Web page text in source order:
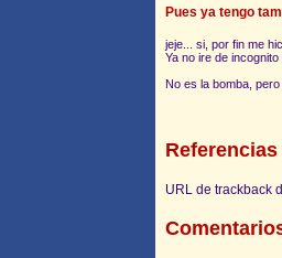
Pues ya tengo
jeje... si, por fin me
Ya no ire de
No es la bomba,
URL de trackback